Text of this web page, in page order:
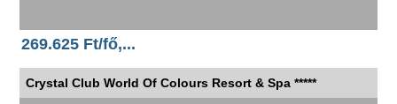
269.625 Ft/fő,...
Crystal Club World Of Colours Resort & Spa *****